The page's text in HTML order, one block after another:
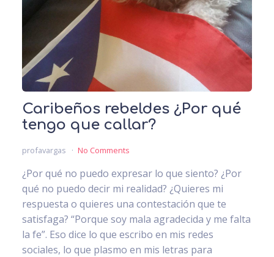
Caribeños rebeldes ¿Por qué
tengo que callar?
profavargas No Comments
¿Por qué no puedo expresar lo que siento? ¿Por
qué no puedo decir mi realidad? ¿Quieres mi
respuesta o quieres una contestación que te
satisfaga? “Porque soy mala agradecida y me falta
la fe”. Eso dice lo que escribo en mis redes
sociales, lo que plasmo en mis letras para